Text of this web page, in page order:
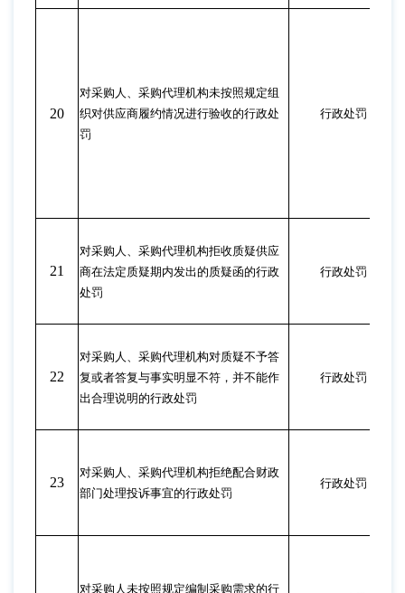
20
对采购人、采购代理机构未按照规定组
织对供应商履约情况进行验收的行政处
罚
行政处罚
21
对采购人、采购代理机构拒收质疑供应
商在法定质疑期内发出的质疑函的行政
处罚
行政处罚
22
对采购人、采购代理机构对质疑不予答
复或者答复与事实明显不符，并不能作
出合理说明的行政处罚
行政处罚
23
对采购人、采购代理机构拒绝配合财政
部门处理投诉事宜的行政处罚
行政处罚
对采购人未按照规定编制采购需求的行